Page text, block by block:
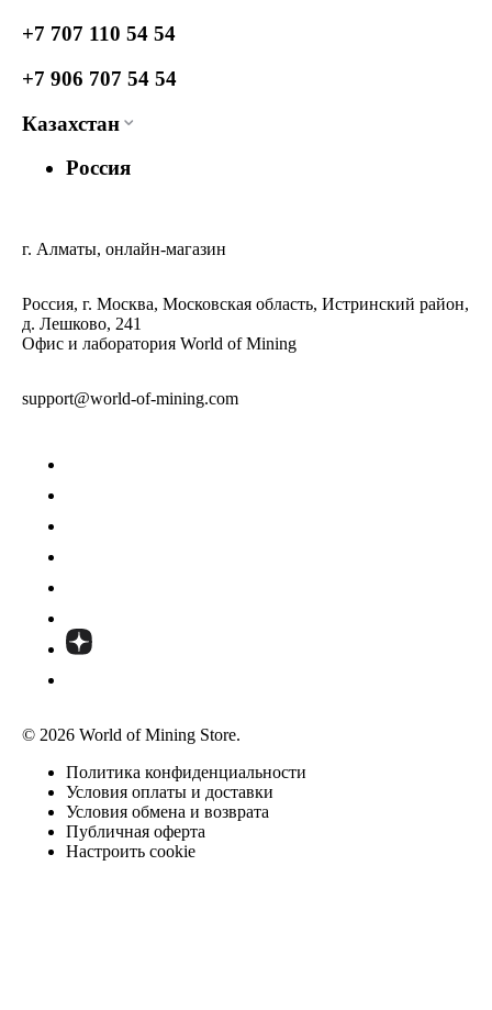
+7 707 110 54 54
+7 906 707 54 54
Казахстан
Россия
г. Алматы, онлайн-магазин
Россия, г. Москва, Московская область, Истринский район,
д. Лешково, 241
Офис и лаборатория World of Mining
support@world-of-mining.com
© 2026 World of Mining Store.
Политика конфиденциальности
Условия оплаты и доставки
Условия обмена и возврата
Публичная оферта
Настроить cookie